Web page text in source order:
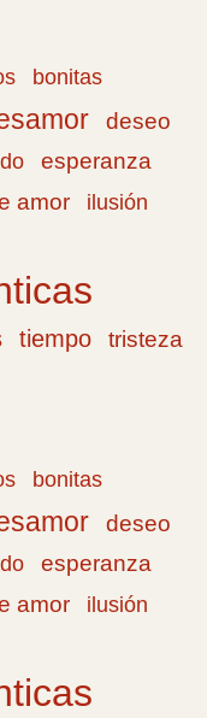
bonitas
deseo
esperanza
amor
ilusión
tiempo
tristeza
bonitas
deseo
esperanza
amor
ilusión